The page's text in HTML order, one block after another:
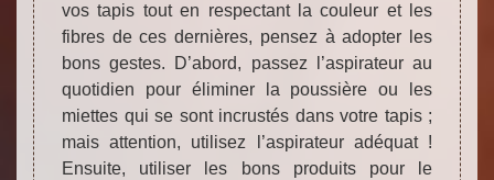
vos tapis tout en respectant la couleur et les
fibres de ces dernières, pensez à adopter les
bons gestes. D’abord, passez l’aspirateur au
quotidien pour éliminer la poussière ou les
miettes qui se sont incrustés dans votre tapis ;
mais attention, utilisez l’aspirateur adéquat !
Ensuite, utiliser les bons produits pour le